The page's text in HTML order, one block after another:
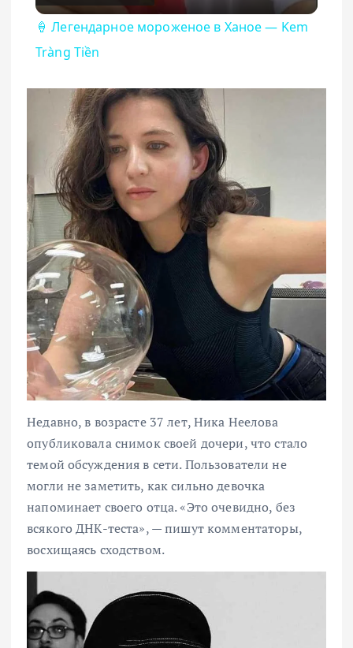
🍦 Легендарное мороженое в Ханое — Kem
Tràng Tiền
Недавно, в возрасте 37 лет, Ника Неелова
опубликовала снимок своей дочери, что стало
темой обсуждения в сети. Пользователи не
могли не заметить, как сильно девочка
напоминает своего отца. «Это очевидно, без
всякого ДНК-теста», — пишут комментаторы,
восхищаясь сходством.